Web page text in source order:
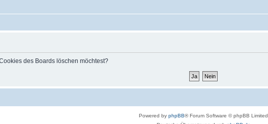
des Boards löschen möchtest?
Powered by phpBB® Forum Software © phpBB Limited